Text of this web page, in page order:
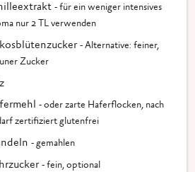
- für ein weniger intensives
nur 2 TL verwenden
- Alternative: feiner,
Zucker
- oder zarte Haferflocken, nach
zertifiziert glutenfrei
- gemahlen
- fein, optional